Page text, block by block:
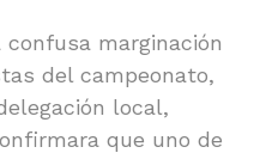
marginación
del campeonato,
local,
que uno de